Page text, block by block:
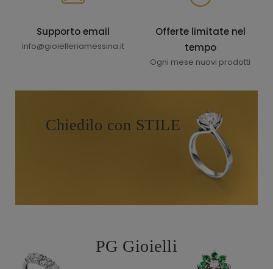
Supporto email
info@gioielleriamessina.it
Offerte limitate nel
tempo
Ogni mese nuovi prodotti
Chiedilo con STILE
PG Gioielli